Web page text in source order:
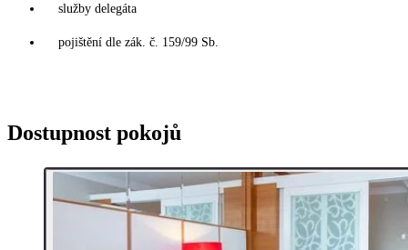
služby delegáta
pojištění dle zák. č. 159/99 Sb.
Dostupnost pokojů